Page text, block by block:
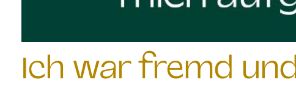
Ich war fremd